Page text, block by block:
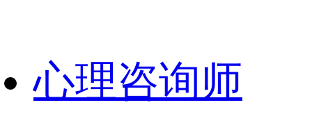
心理咨询师